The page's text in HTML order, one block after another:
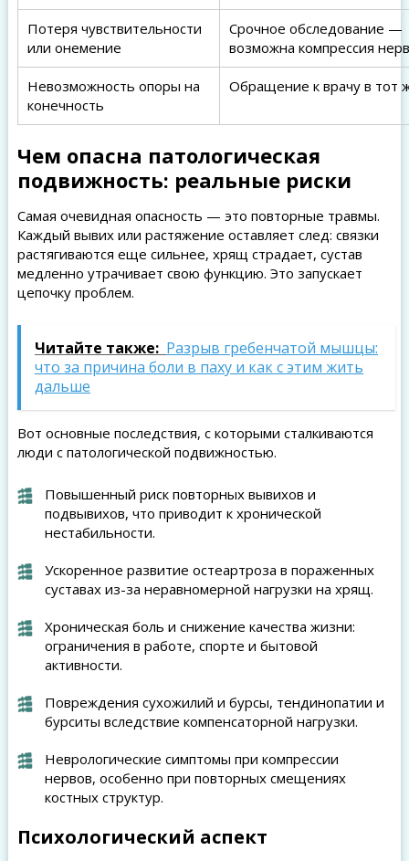
Потеря чувствительности
или онемение
Срочное обследование —
возможна компрессия
Невозможность опоры на
конечность
Обращение к врачу в тот
Чем опасна патологическая
подвижность: реальные риски
Самая очевидная опасность — это повторные травмы.
Каждый вывих или растяжение оставляет след: связки
растягиваются еще сильнее, хрящ страдает, сустав
медленно утрачивает свою функцию. Это запускает
цепочку проблем.
Читайте также: Разрыв гребенчатой мышцы:
что за причина боли в паху и как с этим жить
дальше
Вот основные последствия, с которыми сталкиваются
люди с патологической подвижностью.
Повышенный риск повторных вывихов и
подвывихов, что приводит к хронической
нестабильности.
Ускоренное развитие остеартроза в пораженных
суставах из-за неравномерной нагрузки на хрящ.
Хроническая боль и снижение качества жизни:
ограничения в работе, спорте и бытовой
активности.
Повреждения сухожилий и бурсы, тендинопатии и
бурситы вследствие компенсаторной нагрузки.
Неврологические симптомы при компрессии
нервов, особенно при повторных смещениях
костных структур.
Психологический аспект